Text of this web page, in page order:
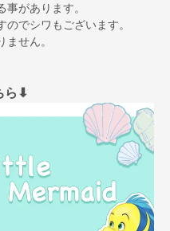
があります。
でシワもございます。
せん。
ら⬇︎